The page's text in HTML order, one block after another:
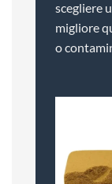
scegliere
migliore
o